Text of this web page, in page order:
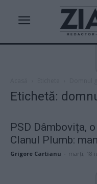
Etichetă:
PSD Dâmbovița,
Clanul Plumb:
Grigore Cartianu marți, 18